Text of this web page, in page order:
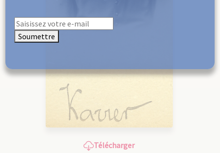
Télécharger
Soumettre